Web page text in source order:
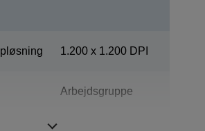
1.200 x 1.200 DPI
Arbejdsgruppe